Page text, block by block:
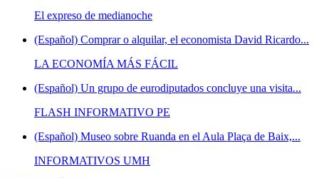
El expreso de medianoche
(Español) Comprar o alquilar, el economista David Ricardo...
LA ECONOMÍA MÁS FÁCIL
(Español) Un grupo de eurodiputados concluye una visita...
FLASH INFORMATIVO PE
(Español) Museo sobre Ruanda en el Aula Plaça de Baix,...
INFORMATIVOS UMH